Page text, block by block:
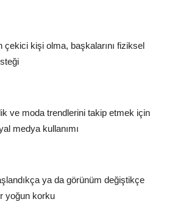
kişi olma, başkalarını fiziksel
ve moda trendlerini takip etmek için
medya kullanımı
ya da görünüm değiştikçe
yoğun korku